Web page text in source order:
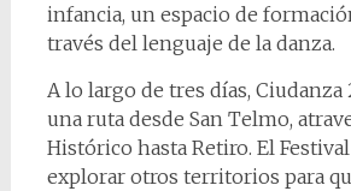
infancia, un espacio de
través del lenguaje de la danza.
A lo largo de tres días, Ciudanza
una ruta desde San Telmo,
Histórico hasta Retiro. El
explorar otros territorios para